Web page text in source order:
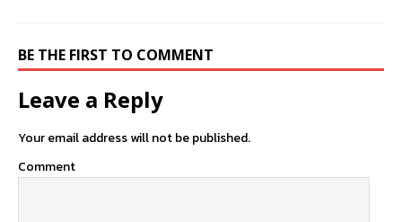
BE THE FIRST TO COMMENT
Leave a Reply
Your email address will not be published.
Comment